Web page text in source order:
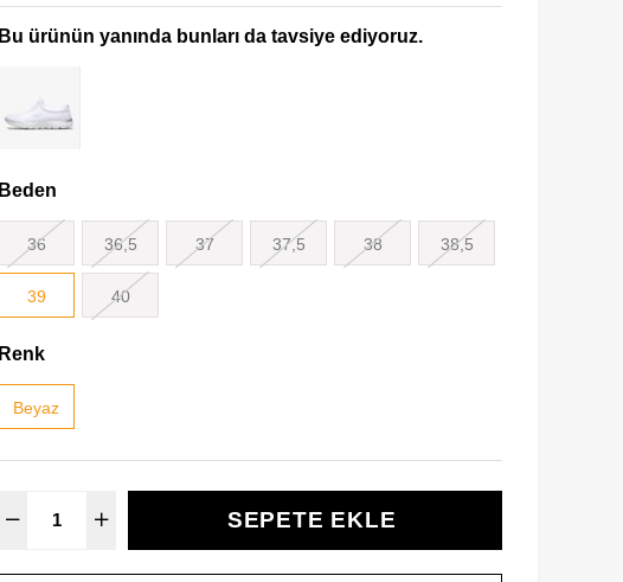
Bu ürünün yanında bunları da tavsiye ediyoruz.
Beden
36 36,5 37 37,5 38 38,5
39 40
Renk
Beyaz